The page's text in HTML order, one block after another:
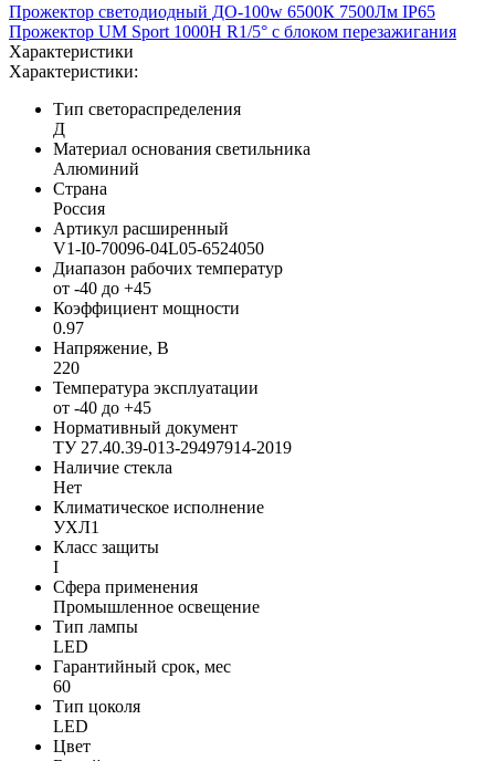
Прожектор светодиодный ДО-100w 6500К 7500Лм IP65
Прожектор UM Sport 1000H R1/5° с блоком перезажигания
Характеристики
Характеристики:
Тип светораспределения
Д
Материал основания светильника
Алюминий
Страна
Россия
Артикул расширенный
V1-I0-70096-04L05-6524050
Диапазон рабочих температур
от -40 до +45
Коэффициент мощности
0.97
Напряжение, В
220
Температура эксплуатации
от -40 до +45
Нормативный документ
ТУ 27.40.39-013-29497914-2019
Наличие стекла
Нет
Климатическое исполнение
УХЛ1
Класс защиты
I
Сфера применения
Промышленное освещение
Тип лампы
LED
Гарантийный срок, мес
60
Тип цоколя
LED
Цвет